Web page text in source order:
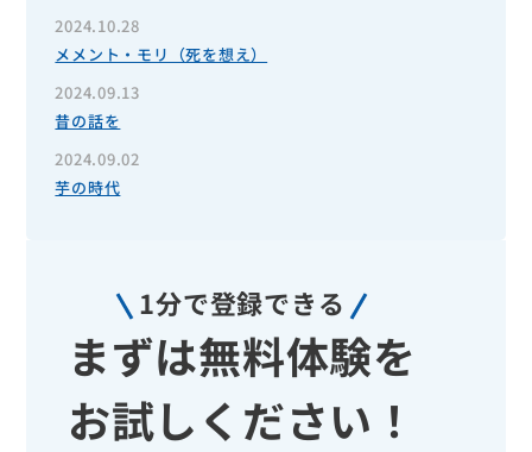
2024.10.28
メメント・モリ（死を想え）
2024.09.13
昔の話を
2024.09.02
芋の時代
1分で登録できる
まずは無料体験を
お試しください！